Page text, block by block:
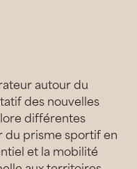
autour du
des nouvelles
différentes
du prisme sportif en
et la mobilité